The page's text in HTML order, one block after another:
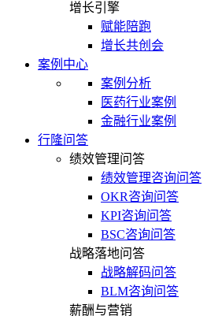
增长引擎
赋能陪跑
增长共创会
案例中心
案例分析
医药行业案例
金融行业案例
行隆问答
绩效管理问答
绩效管理咨询问答
OKR咨询问答
KPI咨询问答
BSC咨询问答
战略落地问答
战略解码问答
BLM咨询问答
薪酬与营销